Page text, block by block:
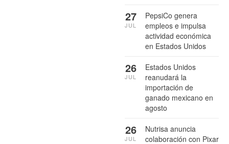
PepsiCo genera
empleos e impulsa
actividad económica
en Estados Unidos
27
JUL
Estados Unidos
reanudará la
importación de
ganado mexicano en
agosto
26
JUL
Nutrisa anuncia
colaboración con Pixar
26
JUL